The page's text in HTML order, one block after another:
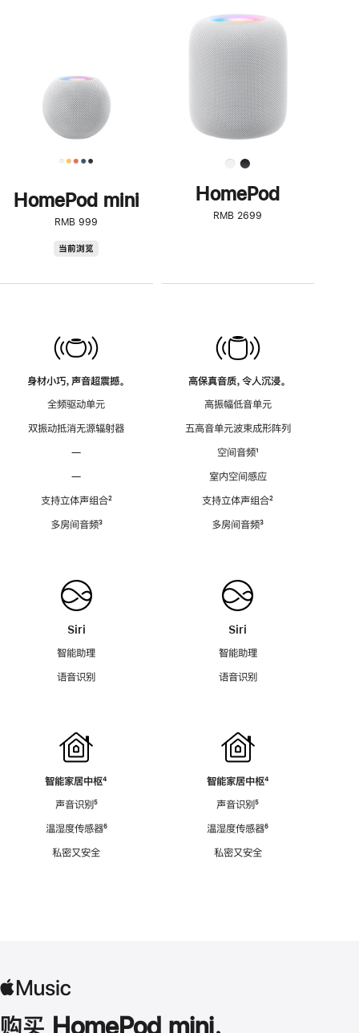
HomePod mini
RMB 999
当前浏览
身材小巧，声音超震撼。
全频驱动单元
双振动抵消无源辐射器
—
—
支持立体声组合脚
²
多房间音频脚
³
Siri
智能助理
语音识别
智能家居中枢脚
⁴
声音识别脚
⁵
温湿度传感器脚
⁶
私密又安全
步
了
解
HomePod<
HomePod
RMB 2699
高保真音质，令人沉浸。
高振幅低音单元
五高音单元波束成形阵列
空间音频脚
¹
室内空间感应
支持立体声组合脚
²
多房间音频脚
³
Siri
智能助理
语音识别
智能家居中枢脚
⁴
声音识别脚
⁵
温湿度传感器脚
⁶
私密又安全
购买 HomePod mini，